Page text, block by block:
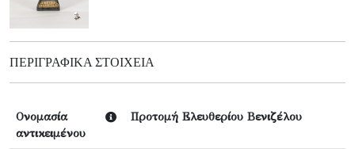
ΠΕΡΙΓΡΑΦΙΚΆ ΣΤΟΙΧΕΊΑ
Ονομασία
αντικειμένου
Προτομή Ελευθερίου Βενιζέλου